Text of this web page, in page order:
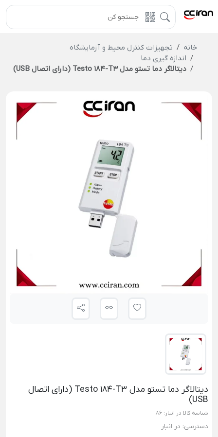
خانه
تجهیزات کنترل محیط و آزمایشگاه
اندازه گیری دما
دیتالاگر دما تستو مدل Testo 184-T3 (دارای اتصال USB)
دیتالاگر دما تستو مدل Testo 184-T3 (دارای اتصال
USB)
شناسه کالا در انبار: 86
دسترسی: در انبار